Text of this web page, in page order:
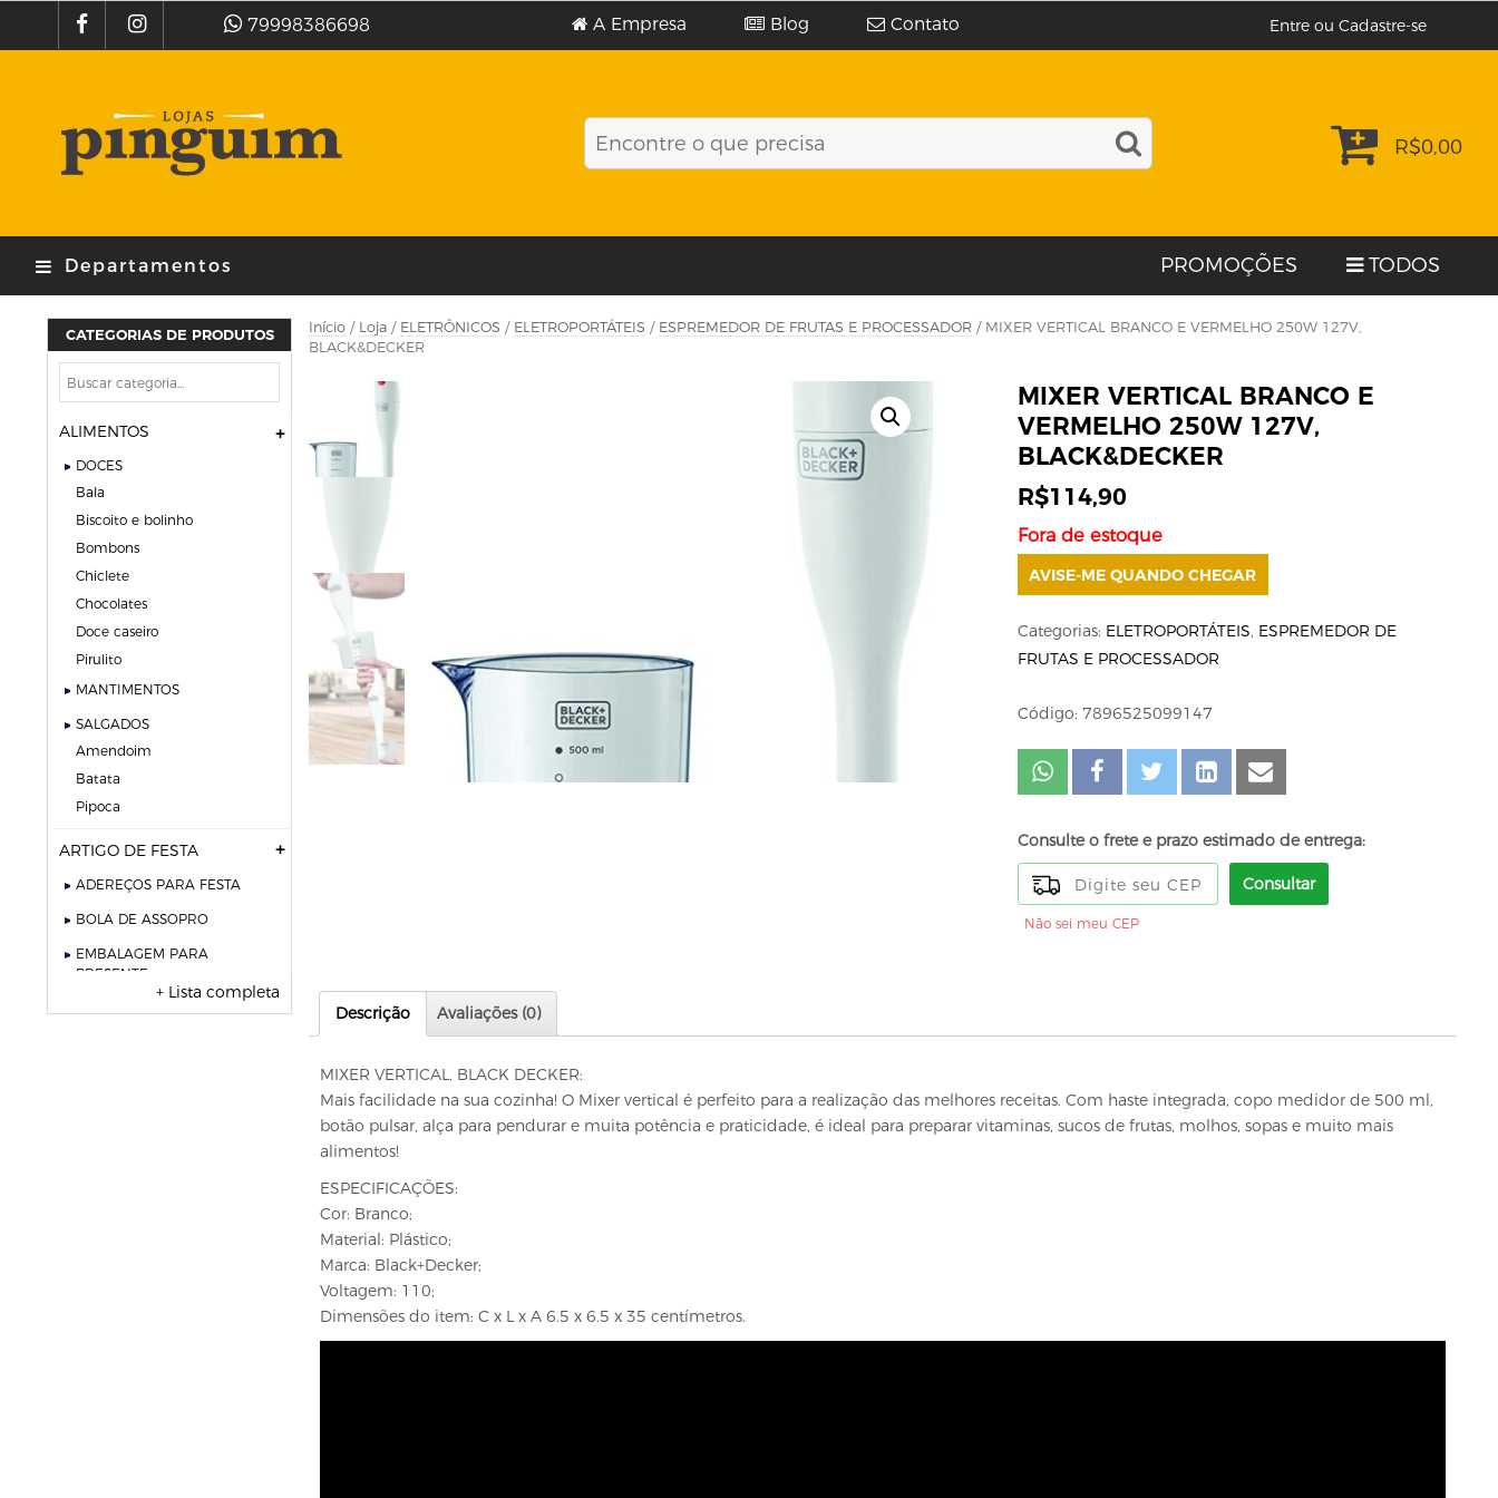
79998386698 A Empresa Blog Contato Entre ou Cadastre-se
R$0,00
Departamentos PROMOÇÕES TODOS
Início / Loja / ELETRÔNICOS / ELETROPORTÁTEIS / ESPREMEDOR DE FRUTAS E PROCESSADOR / MIXER VERTICAL BRANCO E VERMELHO 250W 127V,
BLACK&DECKER
MIXER VERTICAL BRANCO E
VERMELHO 250W 127V,
BLACK&DECKER
R$114,90
Fora de estoque
AVISE-ME QUANDO CHEGAR
Categorias: ELETROPORTÁTEIS, ESPREMEDOR DE
FRUTAS E PROCESSADOR
Código: 7896525099147
Consulte o frete e prazo estimado de entrega:
Consultar
Não sei meu CEP
Descrição Avaliações (0)
MIXER VERTICAL, BLACK DECKER:
Mais facilidade na sua cozinha! O Mixer vertical é perfeito para a realização das melhores receitas. Com haste integrada, copo medidor de 500 ml,
botão pulsar, alça para pendurar e muita potência e praticidade, é ideal para preparar vitaminas, sucos de frutas, molhos, sopas e muito mais
alimentos!
ESPECIFICAÇÕES:
Cor: Branco;
Material: Plástico;
Marca: Black+Decker;
Voltagem: 110;
Dimensões do item: C x L x A 6.5 x 6.5 x 35 centímetros.
CATEGORIAS DE PRODUTOS
ALIMENTOS
DOCES
bala
biscoito e bolinho
bombons
chiclete
chocolates
doce caseiro
pirulito
MANTIMENTOS
SALGADOS
amendoim
batata
pipoca
ARTIGO DE FESTA
ADEREÇOS PARA FESTA
BOLA DE ASSOPRO
EMBALAGEM PARA
PRESENTE
+ Lista completa